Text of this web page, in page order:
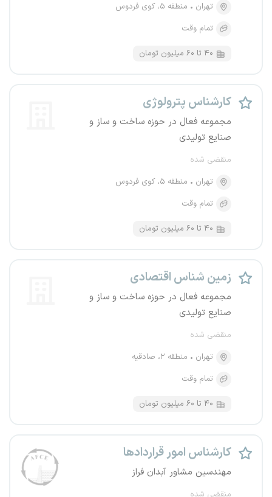
تهران
منطقه ۵، کوی فردوس
تمام وقت
۴۰ تا ۶۰ میلیون تومان
کارشناس پترولوژی
مجموعه فعال در حوزه ساخت و ساز و
صنایع تولیدی
منقضی شده
تهران
منطقه ۵، کوی فردوس
تمام وقت
۴۰ تا ۶۰ میلیون تومان
زمین شناس اقتصادی
مجموعه فعال در حوزه ساخت و ساز و
صنایع تولیدی
منقضی شده
تهران
منطقه ۲، صادقیه
تمام وقت
۴۰ تا ۶۰ میلیون تومان
کارشناس امور قراردادها
مهندسین مشاور آبدان فراز
منقضی شده